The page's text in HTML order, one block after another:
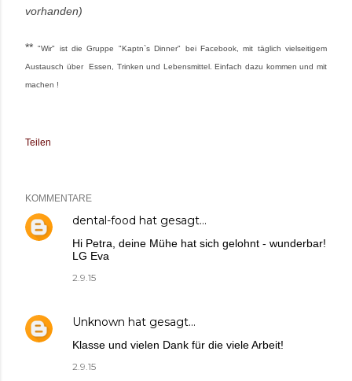
vorhanden)
**"Wir" ist die Gruppe "Kaptn`s Dinner" bei Facebook, mit täglich vielseitigem
Austausch über Essen, Trinken und Lebensmittel. Einfach dazu kommen und mit
machen !
Teilen
KOMMENTARE
dental-food hat gesagt…
Hi Petra, deine Mühe hat sich gelohnt - wunderbar!
LG Eva
2.9.15
Unknown hat gesagt…
Klasse und vielen Dank für die viele Arbeit!
2.9.15